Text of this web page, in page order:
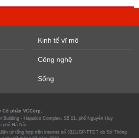
Kinh tế vĩ mô
Công nghệ
Sống
Cổ phần VCCorp.
Building - Hapulico Complex, Số 01, phố Nguyễn Huy
phố Hà Nội
tử tổng hợp trên internet số 3321/GP-TTĐT do Sở Thông